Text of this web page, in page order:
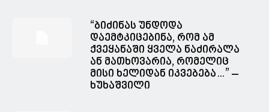
“ბიძინას უნდოდა
დაემტკიცებინა, რომ ამ
ქვეყანაში ყველა ნაძირალა
ან მათხოვარია, რომელიც
მისი ხელიდან იკვებება…” –
ხუხაშვილი